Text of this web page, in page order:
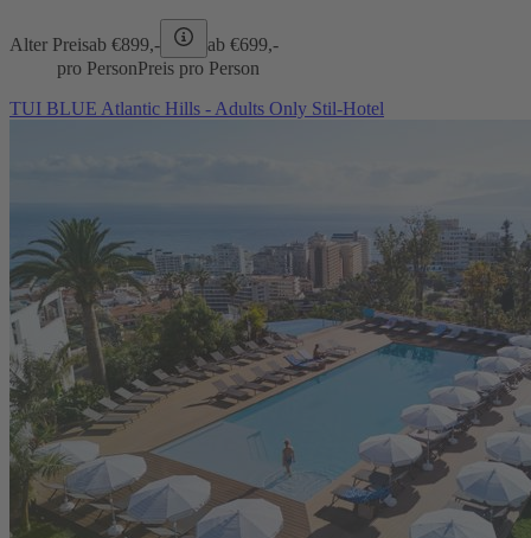
Alter Preisab €899,- ab €699,-
pro PersonPreis pro Person
TUI BLUE Atlantic Hills - Adults Only Stil-Hotel